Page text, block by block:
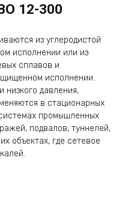
12-300
из углеродистой
исполнении или из
сплавов и
исполнении.
низкого давления,
в стационарных
промышленных
подвалов, туннелей,
объектах, где сетевое